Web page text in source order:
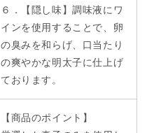
６．【隠し味】調味液にワ
インを使用することで、卵
の臭みを和らげ、口当たり
の爽やかな明太子に仕上げ
ております。
【商品のポイント】